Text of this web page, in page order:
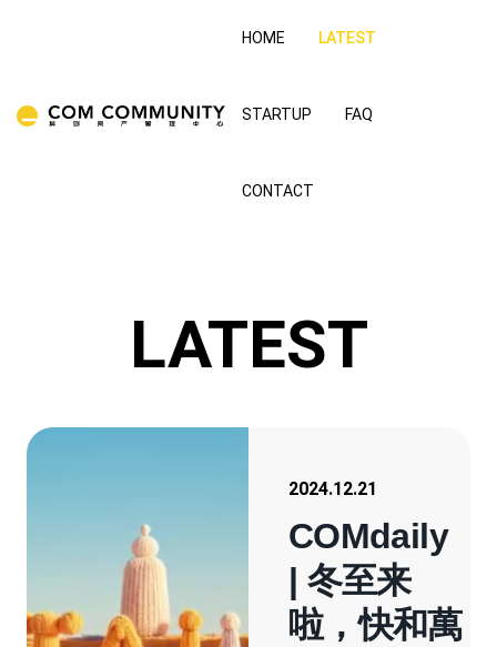
HOME LATEST
STARTUP FAQ
CONTACT
LATEST
2024.12.21
COMdaily
| 冬至来
啦，快和萬